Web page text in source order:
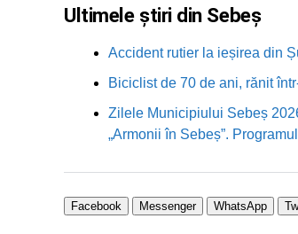
Ultimele știri din Sebeș
Accident rutier la ieșirea din
Biciclist de 70 de ani, rănit
Zilele Municipiului Sebeș
„Armonii în Sebeș”.
Facebook Messenger WhatsApp